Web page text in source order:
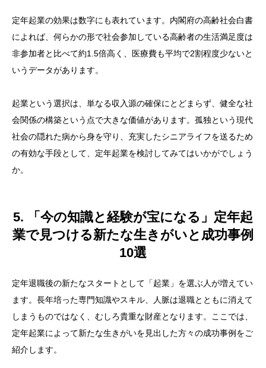
定年起業の効果は数字にも表れています。内閣府の高齢社会白書
によれば、何らかの形で社会参加している高齢者の生活満足度は
非参加者と比べて約1.5倍高く、医療費も平均で2割程度少ないと
いうデータがあります。
起業という選択は、単なる収入源の確保にとどまらず、健全な社
会関係の構築という点で大きな価値があります。孤独という現代
社会の隠れた病から身を守り、充実したシニアライフを送るため
の有効な手段として、定年起業を検討してみてはいかがでしょう
か。
5. 「今の知識と経験が宝になる」定年起
業で見つける新たな生きがいと成功事例
10選
定年退職後の新たなスタートとして「起業」を選ぶ人が増えてい
ます。長年培った専門知識やスキル、人脈は退職とともに消えて
しまうものではなく、むしろ貴重な財産となります。ここでは、
定年起業によって新たな生きがいを見出した方々の成功事例をご
紹介します。